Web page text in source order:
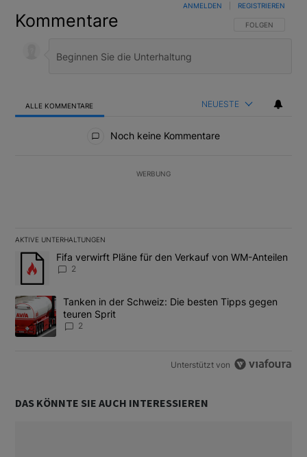
Kommentare FOLGE DIESER
FOLGEN
ANMELDEN REGISTRIEREN
ALLE KOMMENTARE NEUESTE
Noch keine Kommentare
WERBUNG
AKTIVE UNTERHALTUNGEN
Das Folgende ist eine Liste der am meisten kommentierten
Ein Trendartikel mit dem Titel "Fifa verwirft Pläne für den
Fifa verwirft Pläne für den Verkauf von WM-Anteilen
2
Ein Trendartikel mit dem Titel "Tanken in der Schweiz: Die
Tanken in der Schweiz: Die besten Tipps gegen
teuren Sprit
2
Unterstützt von
DAS KÖNNTE SIE AUCH INTERESSIEREN